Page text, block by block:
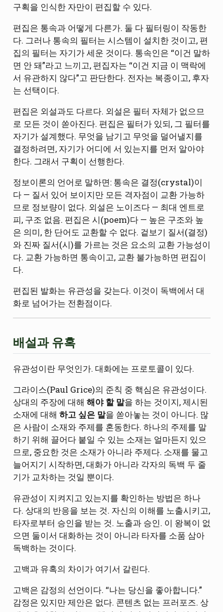
구획을 인식한 자만이 편집할 수 있다.
편집은 통속과 어떻게 다른가. 둘 다 필터링이 작동한
다. 그러나 통속의 필터는 시스템이 설치한 것이고, 편
집의 필터는 자기가 세운 것이다. 통속인은 “이건 말하
면 안 돼”라고 느끼고, 편집자는 “이건 지금 이 맥락에
서 유관하지 않다”고 판단한다. 전자는 복종이고, 후자
는 선택이다.
편집은 외설과도 다르다. 외설은 필터 자체가 없으므
로 모든 것이 쏟아진다. 편집은 필터가 있되, 그 필터를
자기가 설계했다. 무엇을 남기고 무엇을 덜어낼지를
결정하려면, 자기가 어디에 서 있는지를 먼저 알아야
한다. 그래서 구획이 선행한다.
정보이론의 언어로 말하면: 통속은 결정(crystal)이
다 — 질서 있어 보이지만 모든 격자점이 교환 가능하
므로 정보량이 없다. 외설은 노이즈다 — 최대 엔트로
피, 구조 없음. 편집은 시(poem)다 — 높은 구조와 높
은 의미, 한 단어도 교환할 수 없다. 겉보기 질서(결정)
와 진짜 질서(시)를 가르는 것은 요소의 교환 가능성이
다. 교환 가능하면 통속이고, 교환 불가능하면 편집이
다.
편집된 발화는 유관성을 갖는다. 이것이 독백에서 대
화로 넘어가는 전환점이다.
배설과 유혹
유관성이란 무엇인가. 대화에는 프로토콜이 있다.
그라이스(Paul Grice)의 준칙 중 핵심은 유관성이다.
상대의 주장에 대해 해야 할 말을 하는 것이지, 제시된
소재에 대해 하고 싶은 말을 쏟아놓는 것이 아니다. 많
은 사람이 소재와 주제를 혼동한다. 하나의 주제를 말
하기 위해 끌어다 붙일 수 있는 소재는 얼마든지 있으
므로, 중요한 것은 소재가 아니라 주제다. 소재를 물고
늘어지기 시작하면, 대화가 아니라 각자의 독백 두 줄
기가 교차하는 것일 뿐이다.
유관성이 지켜지고 있는지를 확인하는 방법은 하나
다. 상대의 반응을 보는 것. 자신의 이해를 노출시키고,
타자로부터 승인을 받는 것. 노출과 승인. 이 왕복이 없
으면 둘이서 대화하는 것이 아니라 타자를 소품 삼아
독백하는 것이다.
고백과 유혹의 차이가 여기서 갈린다.
고백은 감정의 선언이다. “나는 당신을 좋아합니다.”
감정은 있지만 제안은 없다. 콘텐츠 없는 프러포즈. 상